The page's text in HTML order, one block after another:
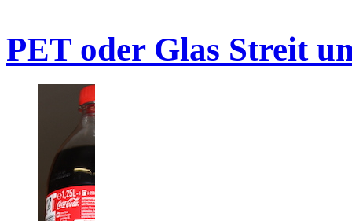
PET oder Glas Streit